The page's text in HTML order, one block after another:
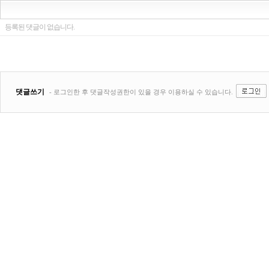
등록된 댓글이 없습니다.
댓글쓰기 - 로그인한 후 댓글작성권한이 있을 경우 이용하실 수 있습니다.